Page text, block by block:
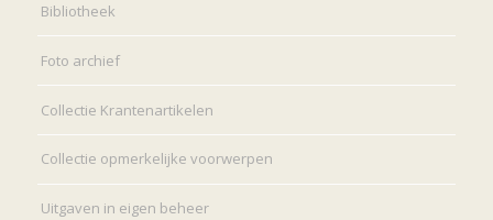
Bibliotheek
Foto archief
Collectie Krantenartikelen
Collectie opmerkelijke voorwerpen
Uitgaven in eigen beheer